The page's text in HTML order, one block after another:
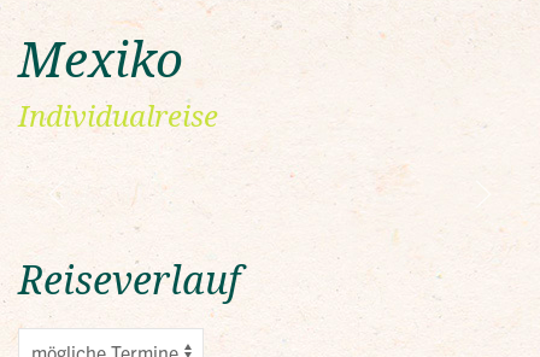
Mexiko
Individualreise
Reiseverlauf